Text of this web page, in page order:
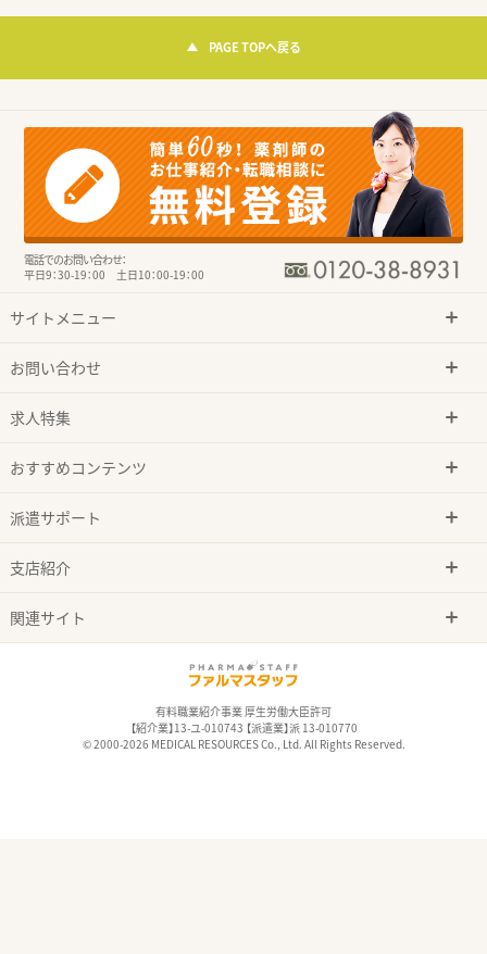
PAGE TOPへ戻る
電話でのお問い合わせ：
平日9：30-19：00 土日10：00-19：00
サイトメニュー
お問い合わせ
求人特集
おすすめコンテンツ
派遣サポート
支店紹介
関連サイト
有料職業紹介事業 厚生労働大臣許可
【紹介業】13-ユ-010743 【派遣業】派 13-010770
© 2000-2026 MEDICAL RESOURCES Co., Ltd. All Rights Reserved.